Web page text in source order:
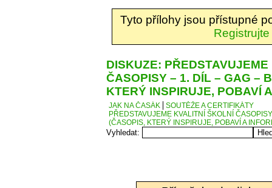
Tyto přílohy jsou přístupné
DISKUZE:
ČASOPISY – 1. DÍL – GAG –
KTERÝ INSPIRUJE, POBAVÍ
JAK NA ČASÁK
SOUTĚŽE A CERTIFIKÁTY
PŘEDSTAVUJEME KVALITNÍ ŠKOLNÍ
(ČASOPIS, KTERÝ INSPIRUJE, POBAVÍ A
Vyhledat: